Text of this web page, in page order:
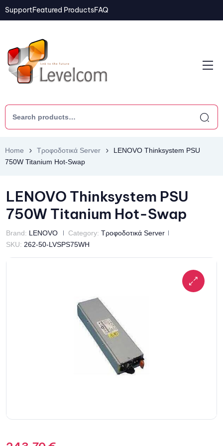
SupportFeatured ProductsFAQ
Home Τροφοδοτικά Server
LENOVO Thinksystem PSU
750W Titanium Hot-Swap
LENOVO Thinksystem PSU
750W Titanium Hot-Swap
Brand: LENOVO Category: Τροφοδοτικά Server
SKU: 262-50-LVSPS75WH